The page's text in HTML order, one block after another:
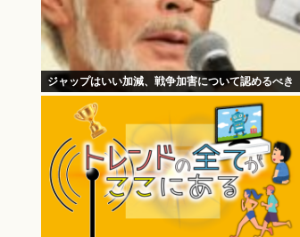
ジャップはいい加減、戦争加害について認めるべき